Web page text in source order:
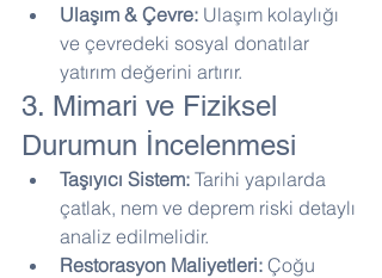
Ulaşım & Çevre: Ulaşım kolaylığı
ve çevredeki sosyal donatılar
yatırım değerini artırır.
3. Mimari ve Fiziksel
Durumun İncelenmesi
Taşıyıcı Sistem: Tarihi yapılarda
çatlak, nem ve deprem riski detaylı
analiz edilmelidir.
Restorasyon Maliyetleri: Çoğu